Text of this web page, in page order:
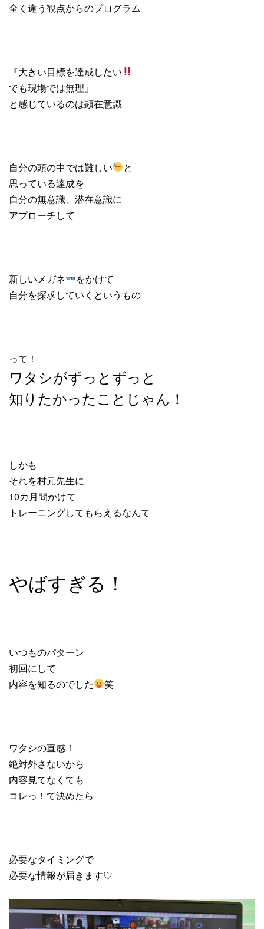
全く違う観点からのプログラム
『大きい目標を達成したい
でも現場では無理』
と感じているのは顕在意識
自分の頭の中では難しい
と
思っている達成を
自分の無意識、潜在意識に
アプローチして
新しいメガネ
をかけて
自分を探求していくというもの
って！
ワタシがずっとずっと
知りたかったことじゃん！
しかも
それを村元先生に
10カ月間かけて
トレーニングしてもらえるなんて
やばすぎる！
いつものパターン
初回にして
内容を知るのでした
笑
ワタシの直感！
絶対外さないから
内容見てなくても
コレっ！て決めたら
必要なタイミングで
必要な情報が届きます♡